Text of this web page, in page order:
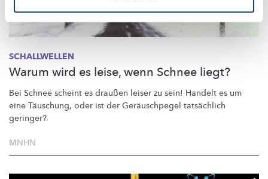
SCHALLWELLEN
Warum wird es leise, wenn Schnee liegt?
Bei Schnee scheint es draußen leiser zu sein! Handelt es um
eine Täuschung, oder ist der Geräuschpegel tatsächlich
geringer?
MNHN